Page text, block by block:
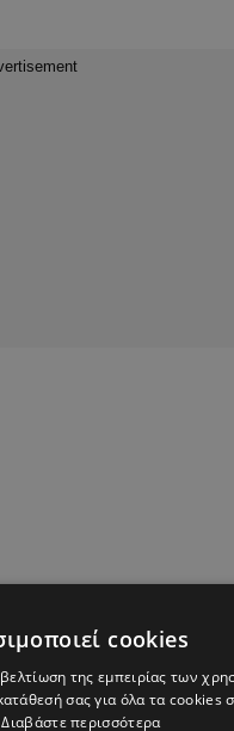
cookies
της εμπειρίας των
σας για όλα τα cookies
Διαβάστε περισσότερα